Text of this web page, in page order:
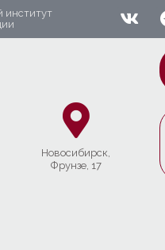
институт
Новосибирcк,
Фрунзе, 17